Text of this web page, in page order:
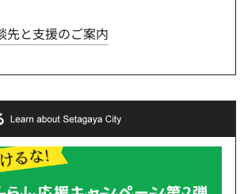
先と支援のご案内